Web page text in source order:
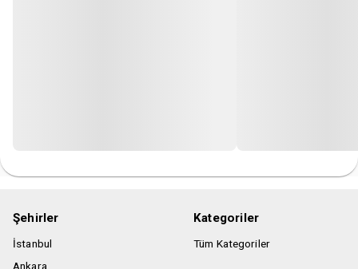
Şehirler
İstanbul
Ankara
Kategoriler
Tüm Kategoriler